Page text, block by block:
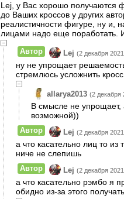
Lej, у Вас хорошо получаются
до Ваших кроссов у других
реалистичности фигуре, ну и,
лицами надо еще
Автор Lej (2 декабря
ну не упрощает
стремлюсь усложнить кросс
allarya2013 (2 декабря
В смысле не упрощает,
возможной))
Автор Lej (2 декабря
а что касательно лиц то из
ниче не слепишь
Автор Lej (2 декабря
а что касательно рэмбо я
обидно из-за этого